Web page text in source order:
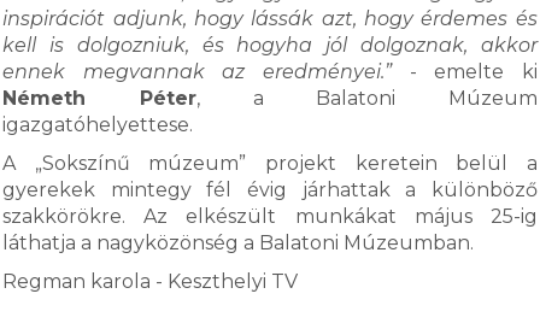
inspirációt adjunk, hogy lássák azt, hogy érdemes és
kell is dolgozniuk, és hogyha jól dolgoznak, akkor
ennek megvannak az eredményei.”- emelte ki
Németh Péter, a Balatoni Múzeum
igazgatóhelyettese.
A „Sokszínű múzeum” projekt keretein belül a
gyerekek mintegy fél évig járhattak a különböző
szakkörökre. Az elkészült munkákat május 25-ig
láthatja a nagyközönség a Balatoni Múzeumban.
Regman karola - Keszthelyi TV